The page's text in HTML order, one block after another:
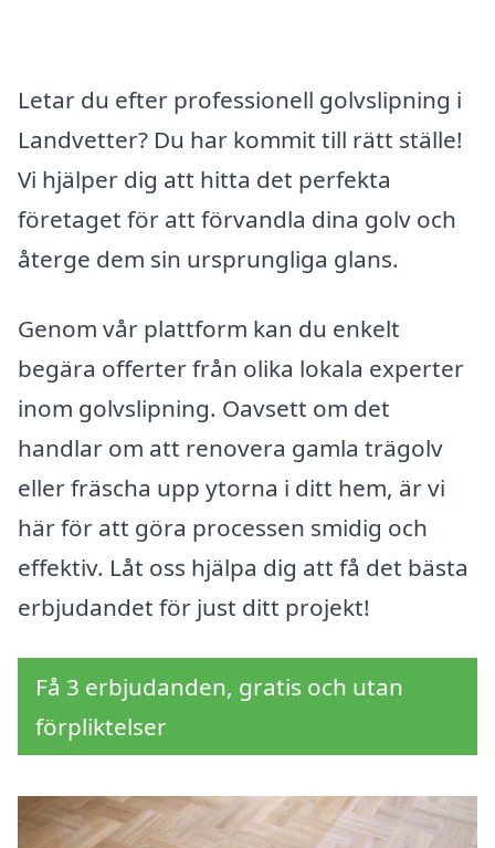
Letar du efter professionell golvslipning i
Landvetter? Du har kommit till rätt ställe!
Vi hjälper dig att hitta det perfekta
företaget för att förvandla dina golv och
återge dem sin ursprungliga glans.
Genom vår plattform kan du enkelt
begära offerter från olika lokala experter
inom golvslipning. Oavsett om det
handlar om att renovera gamla trägolv
eller fräscha upp ytorna i ditt hem, är vi
här för att göra processen smidig och
effektiv. Låt oss hjälpa dig att få det bästa
erbjudandet för just ditt projekt!
Få 3 erbjudanden, gratis och utan
förpliktelser